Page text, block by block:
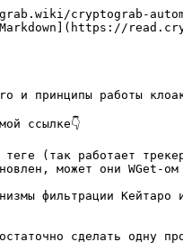
cryptograb-
и принципы работы
ссылке👇
(так работает
может они WGet-
фильтрации
сделать одну